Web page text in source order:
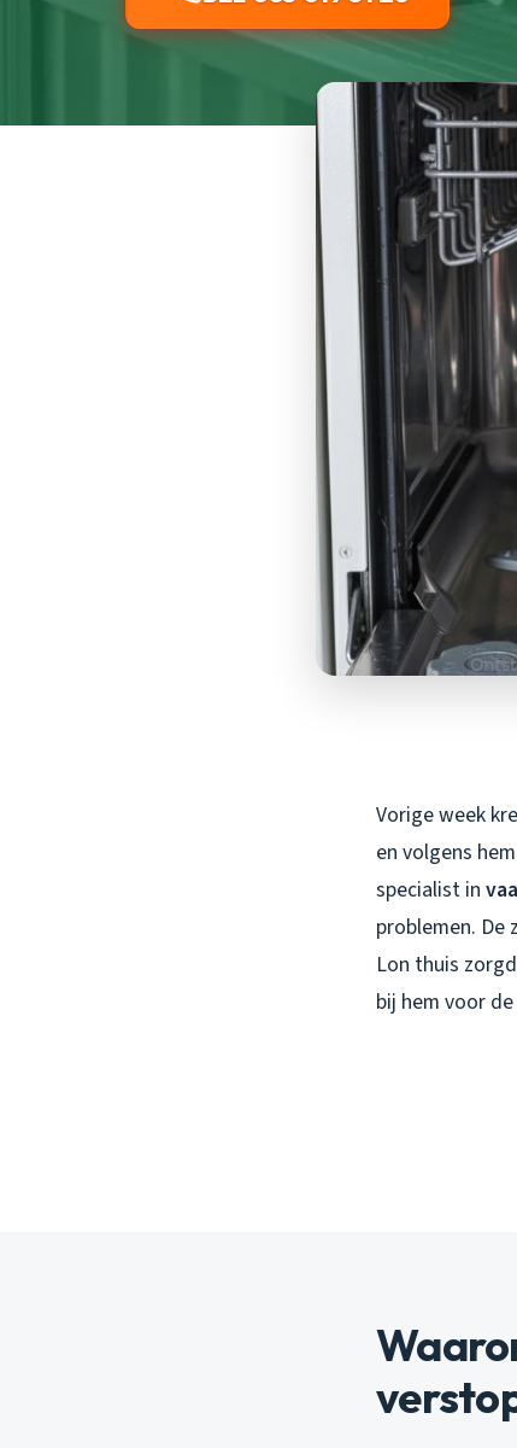
Vorige week
en volgens
specialist in
problemen. De
Lon thuis
bij hem voor